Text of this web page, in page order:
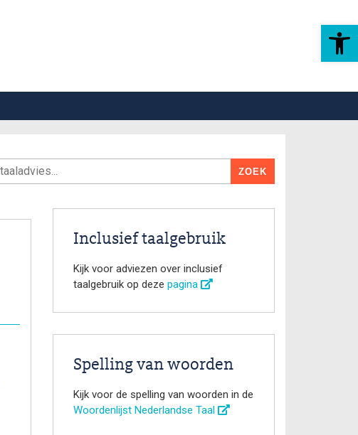
Toolbar openen
Inclusief taalgebruik
Kijk voor adviezen over inclusief
taalgebruik op deze pagina
Spelling van woorden
Kijk voor de spelling van woorden in de
Woordenlijst Nederlandse Taal